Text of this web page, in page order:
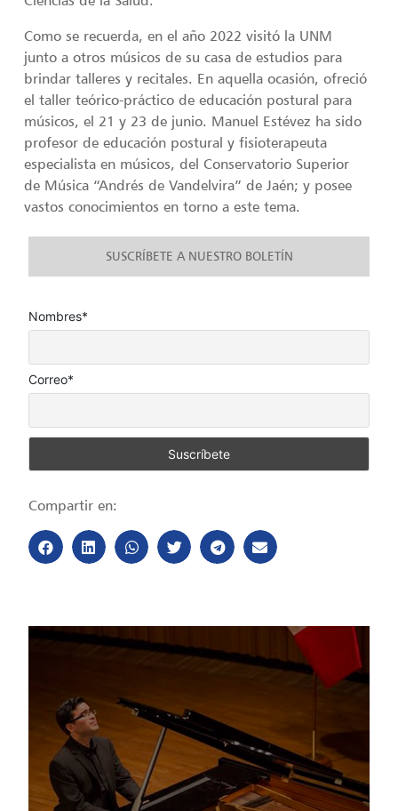
Como se recuerda, en el año 2022 visitó la UNM
junto a otros músicos de su casa de estudios para
brindar talleres y recitales. En aquella ocasión, ofreció
el taller teórico-práctico de educación postural para
músicos, el 21 y 23 de junio. Manuel Estévez ha sido
profesor de educación postural y fisioterapeuta
especialista en músicos, del Conservatorio Superior
de Música “Andrés de Vandelvira” de Jaén; y posee
vastos conocimientos en torno a este tema.
SUSCRÍBETE A NUESTRO BOLETÍN
Nombres*
Correo*
Compartir en: